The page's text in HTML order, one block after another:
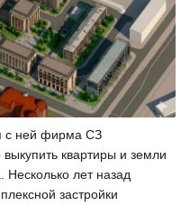
с ней фирма СЗ
квартиры и земли
Несколько лет назад
застройки